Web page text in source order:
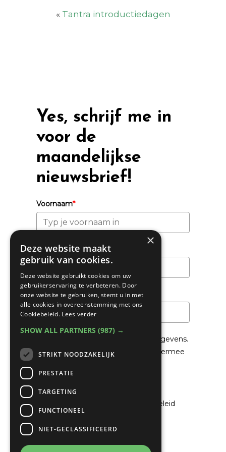
« Tantra introductiedagen
Yes, schrijf me in
voor de
maandelijkse
nieuwsbrief!
Voornaam*
Achternaam
Email*
We gaan voorzichtig om met je gegevens.
Lees in hetPrivacybeleid
hoe we hiermee
Ik ga akkoord met het privacybeleid
×
Deze website maakt
gebruik van cookies.
Deze website gebruikt cookies om uw
gebruikerservaring te verbeteren. Door
onze website te gebruiken, stemt u in met
alle cookies in overeenstemming met ons
Cookiebeleid. Lees verder
SHOW ALL PARTNERS (987) →
STRIKT NOODZAKELIJK
PRESTATIE
TARGETING
FUNCTIONEEL
NIET-GECLASSIFICEERD